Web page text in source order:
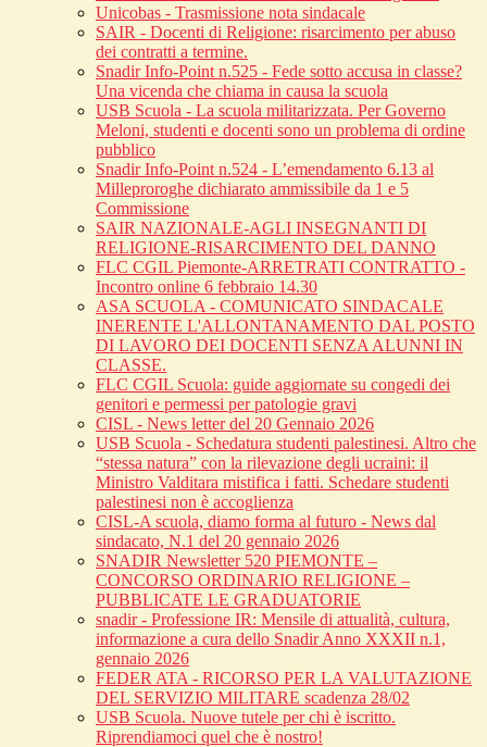
Unicobas - Trasmissione nota sindacale
SAIR - Docenti di Religione: risarcimento per abuso
dei contratti a termine.
Snadir Info-Point n.525 - Fede sotto accusa in classe?
Una vicenda che chiama in causa la scuola
USB Scuola - La scuola militarizzata. Per Governo
Meloni, studenti e docenti sono un problema di ordine
pubblico
Snadir Info-Point n.524 - L’emendamento 6.13 al
Milleproroghe dichiarato ammissibile da 1 e 5
Commissione
SAIR NAZIONALE-AGLI INSEGNANTI DI
RELIGIONE-RISARCIMENTO DEL DANNO
FLC CGIL Piemonte-ARRETRATI CONTRATTO -
Incontro online 6 febbraio 14.30
ASA SCUOLA - COMUNICATO SINDACALE
INERENTE L'ALLONTANAMENTO DAL POSTO
DI LAVORO DEI DOCENTI SENZA ALUNNI IN
CLASSE.
FLC CGIL Scuola: guide aggiornate su congedi dei
genitori e permessi per patologie gravi
CISL - News letter del 20 Gennaio 2026
USB Scuola - Schedatura studenti palestinesi. Altro che
“stessa natura” con la rilevazione degli ucraini: il
Ministro Valditara mistifica i fatti. Schedare studenti
palestinesi non è accoglienza
CISL-A scuola, diamo forma al futuro - News dal
sindacato, N.1 del 20 gennaio 2026
SNADIR Newsletter 520 PIEMONTE –
CONCORSO ORDINARIO RELIGIONE –
PUBBLICATE LE GRADUATORIE
snadir - Professione IR: Mensile di attualità, cultura,
informazione a cura dello Snadir Anno XXXII n.1,
gennaio 2026
FEDER ATA - RICORSO PER LA VALUTAZIONE
DEL SERVIZIO MILITARE scadenza 28/02
USB Scuola. Nuove tutele per chi è iscritto.
Riprendiamoci quel che è nostro!